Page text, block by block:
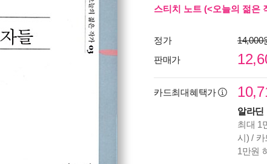
스티치 노트 (<오늘의 젊은
정가
14,000
판매가
카드최대혜택가
알라딘
최대 1
시) /
1만원